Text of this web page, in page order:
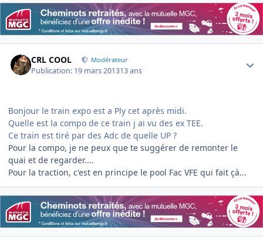
CRL COOL Modérateur
Publication: 19 mars 201313 ans
Bonjour le train expo est a Ply cet après midi.
Quelle est la compo de ce train j ai vu des ex TEE.
Ce train est tiré par des Adc de quelle UP ?
Pour la compo, je ne peux que te suggérer de remonter le
quai et de regarder....
Pour la traction, c'est en principe le pool Fac VFE qui fait çà...